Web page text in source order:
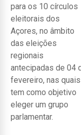
para os 10 círculos
eleitorais dos
Açores, no âmbito
das eleições
regionais
antecipadas de 04
fevereiro, nas quais
tem como objetivo
eleger um grupo
parlamentar.